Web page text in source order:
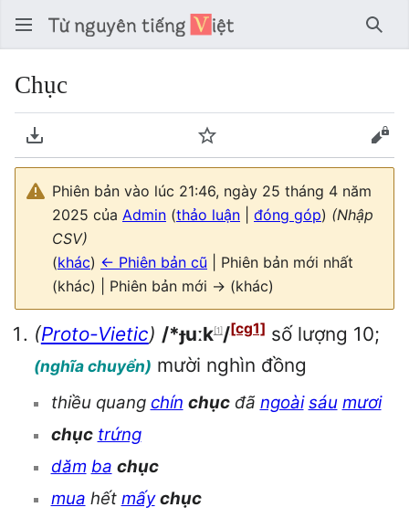
Tìm
Chục
Tải về PDF Theo dõi
Phiên bản vào lúc 21:46, ngày 25 tháng 4 năm
2025 của Admin (thảo luận đóng góp) (Nhập
CSV)
(khác) ← Phiên bản cũ | Phiên bản mới nhất
(khác) | Phiên bản mới → (khác)
(Proto-Vietic) /*ɟuːk[1]/[cg1] số lượng 10;
(nghĩa chuyển) mười nghìn đồng
thiều quang chín chụcđã ngoài sáu mươi
chục trứng
dăm ba chục
mua hết mấy chục